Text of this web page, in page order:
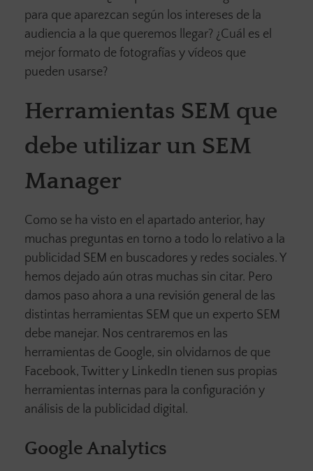
para que aparezcan según los intereses de la
audiencia a la que queremos llegar? ¿Cuál es el
mejor formato de fotografías y vídeos que
pueden usarse?
Herramientas SEM que
debe utilizar un SEM
Manager
Como se ha visto en el apartado anterior, hay
muchas preguntas en torno a todo lo relativo a la
publicidad SEM en buscadores y redes sociales. Y
hemos dejado aún otras muchas sin citar. Pero
damos paso ahora a una revisión general de las
distintas herramientas SEM que un experto SEM
debe manejar. Nos centraremos en las
herramientas de Google, sin olvidarnos de que
Facebook, Twitter y LinkedIn tienen sus propias
herramientas internas para la configuración y
análisis de la publicidad digital.
Google Analytics